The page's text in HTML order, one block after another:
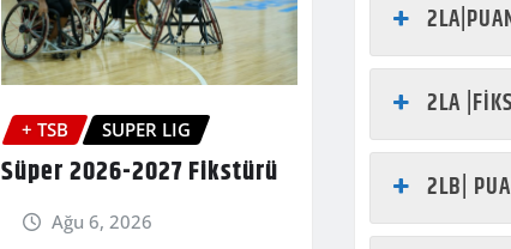
+ TSB SUPER LIG
Süper 2026-2027 Fikstürü
Ağu 6, 2026
2LA
2LB|